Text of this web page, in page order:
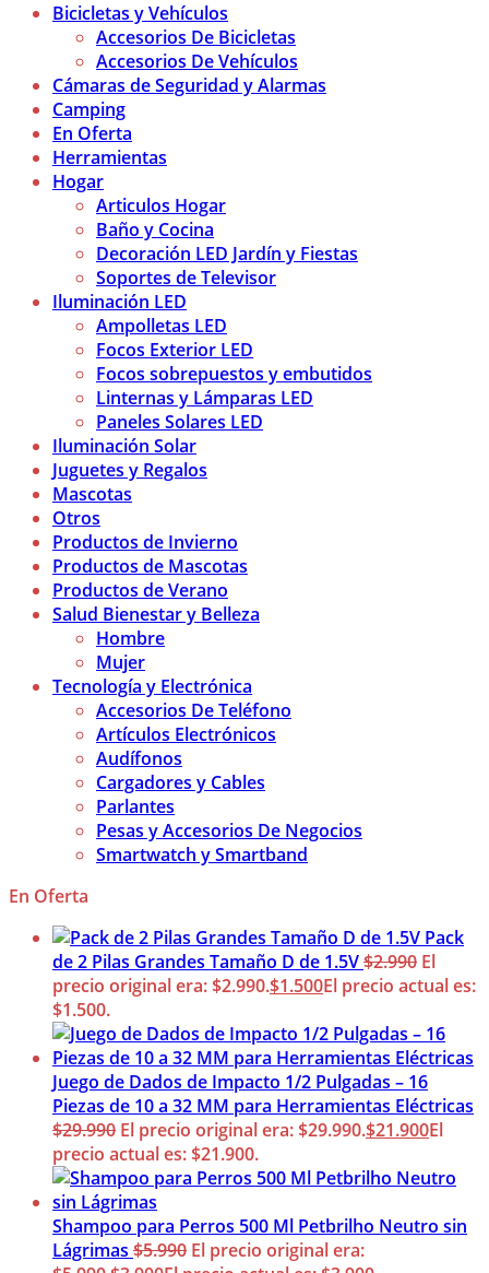
Bicicletas y Vehículos
Accesorios De Bicicletas
Accesorios De Vehículos
Cámaras de Seguridad y Alarmas
Camping
En Oferta
Herramientas
Hogar
Articulos Hogar
Baño y Cocina
Decoración LED Jardín y Fiestas
Soportes de Televisor
Iluminación LED
Ampolletas LED
Focos Exterior LED
Focos sobrepuestos y embutidos
Linternas y Lámparas LED
Paneles Solares LED
Iluminación Solar
Juguetes y Regalos
Mascotas
Otros
Productos de Invierno
Productos de Mascotas
Productos de Verano
Salud Bienestar y Belleza
Hombre
Mujer
Tecnología y Electrónica
Accesorios De Teléfono
Artículos Electrónicos
Audífonos
Cargadores y Cables
Parlantes
Pesas y Accesorios De Negocios
Smartwatch y Smartband
En Oferta
Pack
de 2 Pilas Grandes Tamaño D de 1.5V$2.990 El
precio original era: $2.990.$1.500El precio actual es:
$1.500.
Juego de Dados de Impacto 1/2 Pulgadas – 16
Piezas de 10 a 32 MM para Herramientas Eléctricas
$29.990 El precio original era: $29.990.$21.900El
precio actual es: $21.900.
Shampoo para Perros 500 Ml Petbrilho Neutro sin
Lágrimas $5.990 El precio original era: